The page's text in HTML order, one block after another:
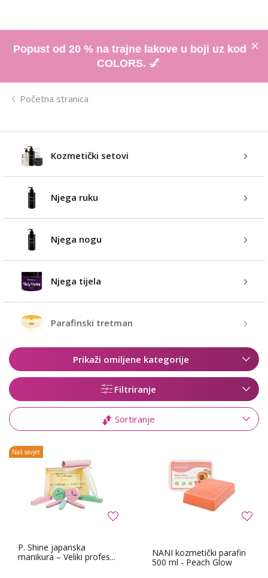
Popust od 20 % na trajne lakove u boji uz kod
COLORS. 💅
Početna stranica
Kozmetički setovi
Njega ruku
Njega nogu
Njega tijela
Parafinski tretman
Prikaži omiljene kategorije
Filtriranje
Sortiranje
P. Shine japanska
manikura – Veliki profes...
Naš savjet
NANI kozmetički parafin
500 ml - Peach Glow